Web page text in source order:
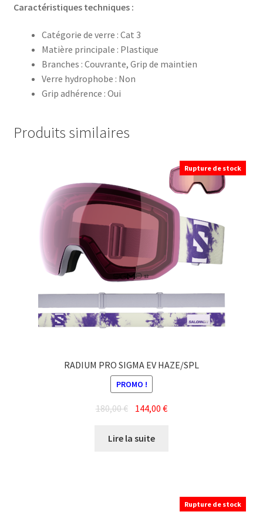
Caractéristiques techniques :
Catégorie de verre : Cat 3
Matière principale : Plastique
Branches : Couvrante, Grip de maintien
Verre hydrophobe : Non
Grip adhérence : Oui
Produits similaires
Rupture de stock
RADIUM PRO SIGMA EV HAZE/SPL
PROMO !
180,00€ Le
initial
144,00€Le
Lire la suite
Rupture de stock